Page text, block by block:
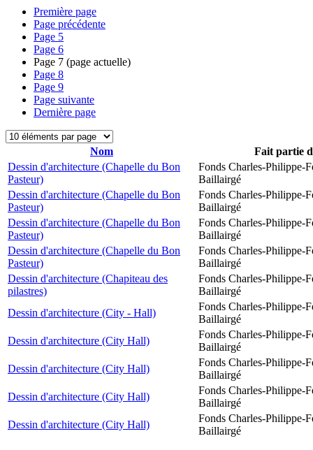
Première page
Page précédente
Page 5
Page 6
Page 7 (page actuelle)
Page 8
Page 9
Page suivante
Dernière page
Nom
Fait partie
Dessin d'architecture (Chapelle du Bon
Pasteur)
Fonds Charles-Philippe-
Baillairgé
Dessin d'architecture (Chapelle du Bon
Pasteur)
Fonds Charles-Philippe-
Baillairgé
Dessin d'architecture (Chapelle du Bon
Pasteur)
Fonds Charles-Philippe-
Baillairgé
Dessin d'architecture (Chapelle du Bon
Pasteur)
Fonds Charles-Philippe-
Baillairgé
Dessin d'architecture (Chapiteau des
pilastres)
Fonds Charles-Philippe-
Baillairgé
Dessin d'architecture (City - Hall)
Fonds Charles-Philippe-
Baillairgé
Dessin d'architecture (City Hall)
Fonds Charles-Philippe-
Baillairgé
Dessin d'architecture (City Hall)
Fonds Charles-Philippe-
Baillairgé
Dessin d'architecture (City Hall)
Fonds Charles-Philippe-
Baillairgé
Dessin d'architecture (City Hall)
Fonds Charles-Philippe-
Baillairgé